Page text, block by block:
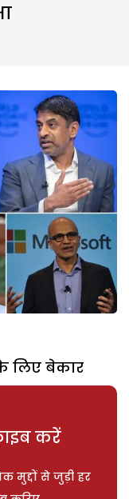
लिए बेकार
करें
मुद्दों से जुड़ी हर